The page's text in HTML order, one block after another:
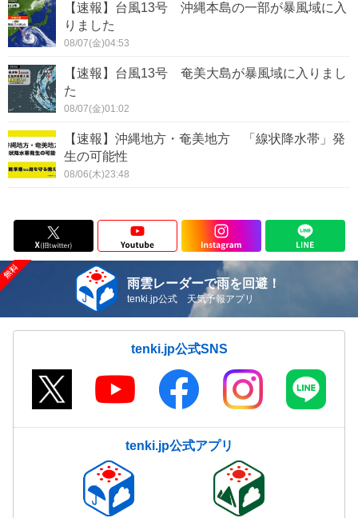
【速報】台風13号 沖縄本島の一部が暴風域に入
りました
08/07(金)04:53
【速報】台風13号 奄美大島が暴風域に入りまし
た
08/07(金)01:02
【速報】沖縄地方・奄美地方 「線状降水帯」発
生の可能性
08/06(木)23:48
雨雲レーダーで雨を回避！
tenki.jp公式 天気予報アプリ
tenki.jp公式SNS
tenki.jp公式アプリ